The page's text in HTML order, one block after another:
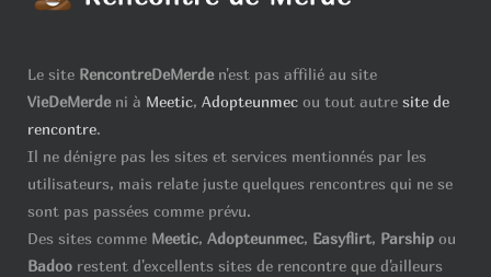
Le site RencontreDeMerden'est pas affilié au site
VieDeMerdeni à Meetic, Adopteunmec ou tout autre site de
rencontre.
Il ne dénigre pas les sites et services mentionnés par les
utilisateurs, mais relate juste quelques rencontres qui ne se
sont pas passées comme prévu.
Des sites comme Meetic, Adopteunmec, Easyflirt, Parship ou
Badoo restent d'excellents sites de rencontre que d'ailleurs